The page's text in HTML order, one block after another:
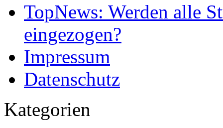
TopNews: Werden alle
eingezogen?
Impressum
Datenschutz
Kategorien